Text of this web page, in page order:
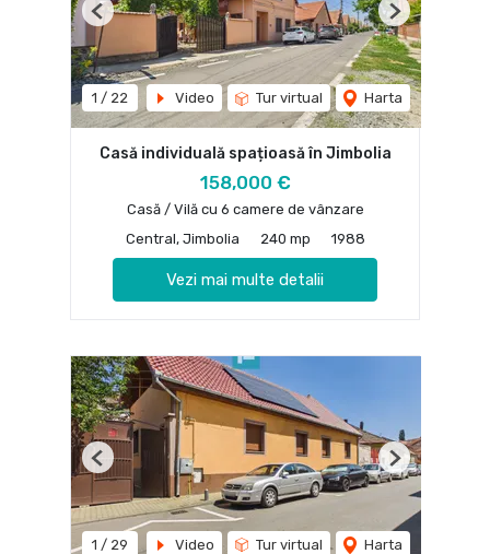
1 / 22 Video Tur virtual Harta
Previous Next
Casă individuală spațioasă în Jimbolia
158,000 €
Casă / Vilă cu 6 camere de vânzare
Central, Jimbolia
240 mp 1988
Vezi mai multe detalii
1 / 29 Video Tur virtual Harta
Previous Next